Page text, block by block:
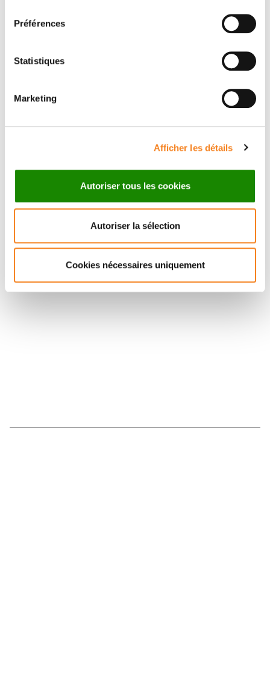
Préférences
Statistiques
Marketing
Afficher les détails
Autoriser tous les cookies
Autoriser la sélection
Cookies nécessaires uniquement
Activating T cells reorganize their cortical actin to
form a ramified transportation network beneath the
immunological synapse.
Suivez l'Institut Curie
Retrouvez notre actualité sur les réseaux